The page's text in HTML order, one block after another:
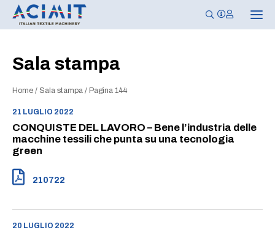
N
a
Sala stampa
Home / Sala stampa / Pagina 144
21 LUGLIO 2022
CONQUISTE DEL LAVORO – Bene l’industria delle
macchine tessili che punta su una tecnologia
green
210722
20 LUGLIO 2022